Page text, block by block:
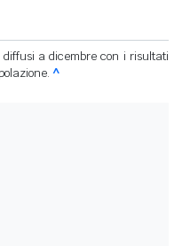
a dicembre con i risultati
^